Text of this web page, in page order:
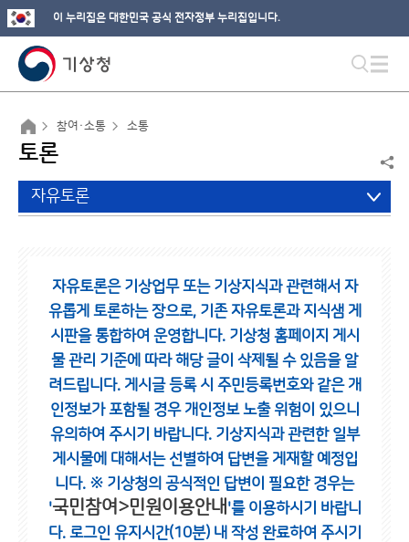
이 누리집은 대한민국 공식 전자정부 누리집입니다.
참여·소통 소통
토론
자유토론
자유토론은 기상업무 또는 기상지식과 관련해서 자
유롭게 토론하는 장으로, 기존 자유토론과 지식샘 게
시판을 통합하여 운영합니다. 기상청 홈페이지 게시
물 관리 기준에 따라 해당 글이 삭제될 수 있음을 알
려드립니다. 게시글 등록 시 주민등록번호와 같은 개
인정보가 포함될 경우 개인정보 노출 위험이 있으니
유의하여 주시기 바랍니다. 기상지식과 관련한 일부
게시물에 대해서는 선별하여 답변을 게재할 예정입
니다. ※ 기상청의 공식적인 답변이 필요한 경우는
'국민참여>민원이용안내 '를 이용하시기 바랍니
다. 로그인 유지시간(10분) 내 작성 완료하여 주시기